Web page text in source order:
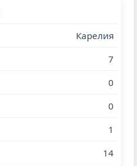
Карелия
7
0
0
1
14